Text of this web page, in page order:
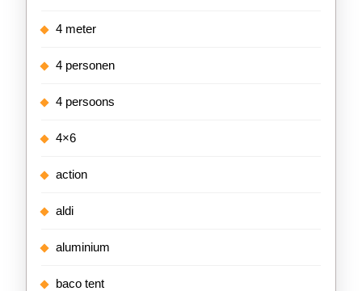
4 meter
4 personen
4 persoons
4×6
action
aldi
aluminium
baco tent